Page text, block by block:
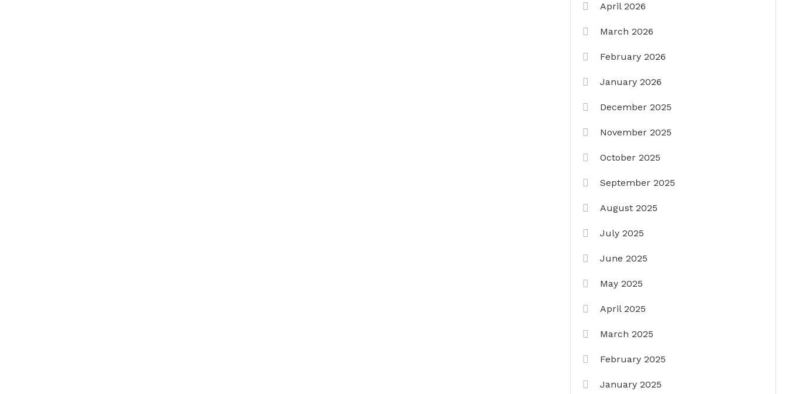
April 2026
March 2026
February 2026
January 2026
December 2025
November 2025
October 2025
September 2025
August 2025
July 2025
June 2025
May 2025
April 2025
March 2025
February 2025
January 2025